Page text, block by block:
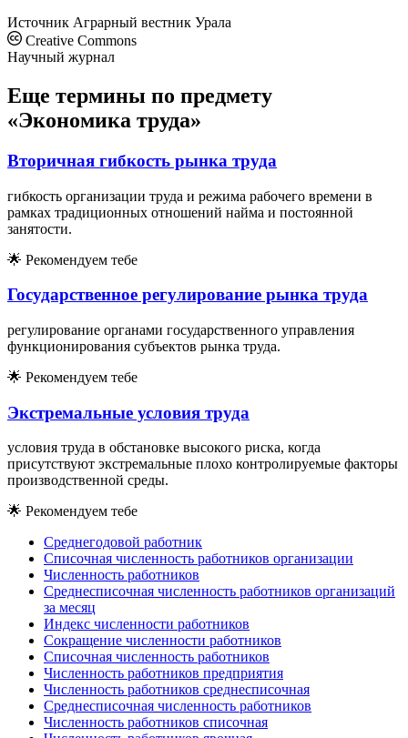
Источник Аграрный вестник Урала
Creative Commons
Научный журнал
Еще термины по предмету
«Экономика труда»
Вторичная гибкость рынка труда
гибкость организации труда и режима рабочего времени в
рамках традиционных отношений найма и постоянной
занятости.
🌟 Рекомендуем тебе
Государственное регулирование рынка труда
регулирование органами государственного управления
функционирования субъектов рынка труда.
🌟 Рекомендуем тебе
Экстремальные условия труда
условия труда в обстановке высокого риска, когда
присутствуют экстремальные плохо контролируемые факторы
производственной среды.
🌟 Рекомендуем тебе
Среднегодовой работник
Списочная численность работников организации
Численность работников
Среднесписочная численность работников организаций
за месяц
Индекс численности работников
Сокращение численности работников
Списочная численность работников
Численность работников предприятия
Численность работников среднесписочная
Среднесписочная численность работников
Численность работников списочная